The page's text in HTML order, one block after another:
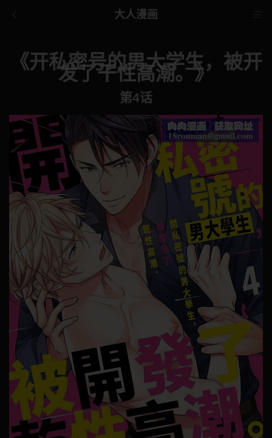
大人漫画
《开私密号的男大学生，被开
发了干性高潮。》
第4话